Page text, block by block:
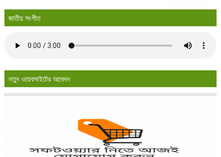
জাতীয় সংগীত
নতুন ওয়েবসাইটের আবেদন